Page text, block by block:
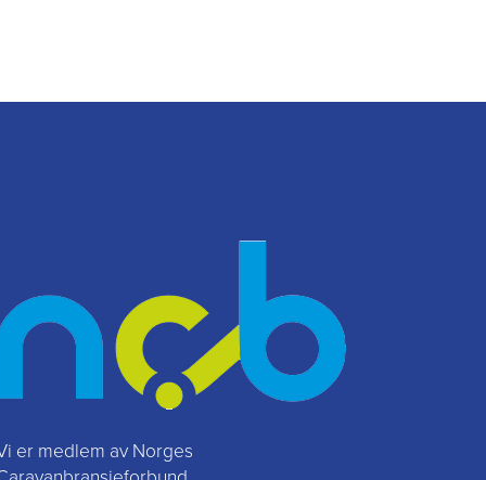
er medlem av Norges